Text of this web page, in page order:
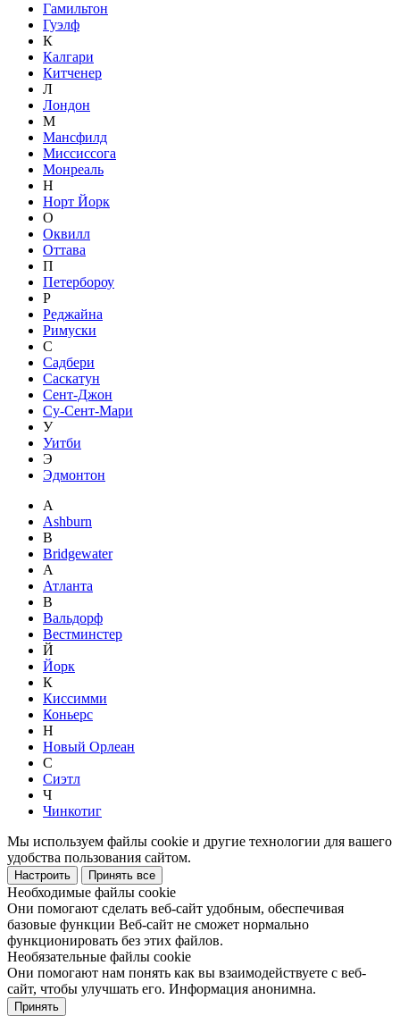
Гамильтон
Гуэлф
К
Калгари
Китченер
Л
Лондон
М
Мансфилд
Миссиссога
Монреаль
Н
Норт Йорк
О
Оквилл
Оттава
П
Петербороу
Р
Реджайна
Римуски
С
Садбери
Саскатун
Сент-Джон
Су-Сент-Мари
У
Уитби
Э
Эдмонтон
A
Ashburn
B
Bridgewater
А
Атланта
В
Вальдорф
Вестминстер
Й
Йорк
К
Киссимми
Коньерс
Н
Новый Орлеан
С
Сиэтл
Ч
Чинкотиг
Мы используем файлы cookie и другие технологии для вашего
удобства пользования сайтом.
Настроить Принять все
Необходимые файлы cookie
Они помогают сделать веб-сайт удобным, обеспечивая
базовые функции Веб-сайт не сможет нормально
функционировать без этих файлов.
Необязательные файлы cookie
Они помогают нам понять как вы взаимодействуете с веб-
сайт, чтобы улучшать его. Информация анонимна.
Принять